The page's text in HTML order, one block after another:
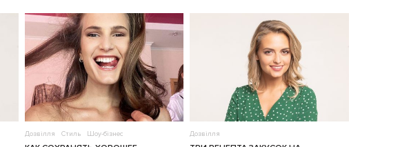
Дозвілля Стиль Шоу-бізнес Дозвілля